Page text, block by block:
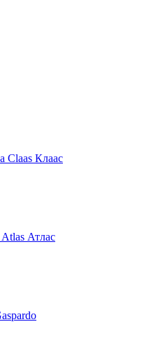
Claas Клаас
Атлас